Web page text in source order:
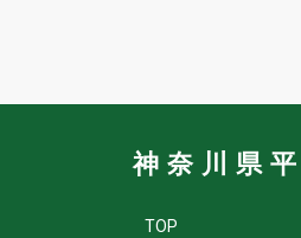
神奈川県
TOP